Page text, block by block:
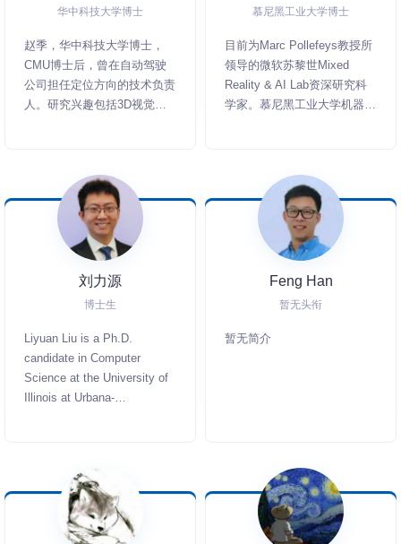
大数据平台，服务于江西、山
志科学(Science)中国年会，
参与协和医院“协和百年”信息
规划项目，提供临床科研智能
平台设计方案。现主持研发AI
华中科技大学博士
赵季，华中科技大学博士，
CMU博士后，曾在自动驾驶
公司担任定位方向的技术负责
人。研究兴趣包括3D视觉、
等发表多篇论文。在定位、建
图、标定方面有丰富的项目经
慕尼黑工业大学博士
目前为Marc Pollefeys教授所
领导的微软苏黎世Mixed
Reality & AI Lab资深研究科
学家。慕尼黑工业大学机器视
ICRA，IROS，RA-L等会议
期刊发表，成果之一被转化为
创业公司Artisense，并于博
士期间在其担任资深机器视觉
研究员。主要研究方向为视觉
SLAM和三维重建。
刘力源
博士生
Liyuan Liu is a Ph.D.
candidate in Computer
Science at the University of
Illinois at Urbana-
resource consumption of
deep learning (i.e., expert
efforts for data annotation
and computation resources
Feng Han
暂无头衔
暂无简介